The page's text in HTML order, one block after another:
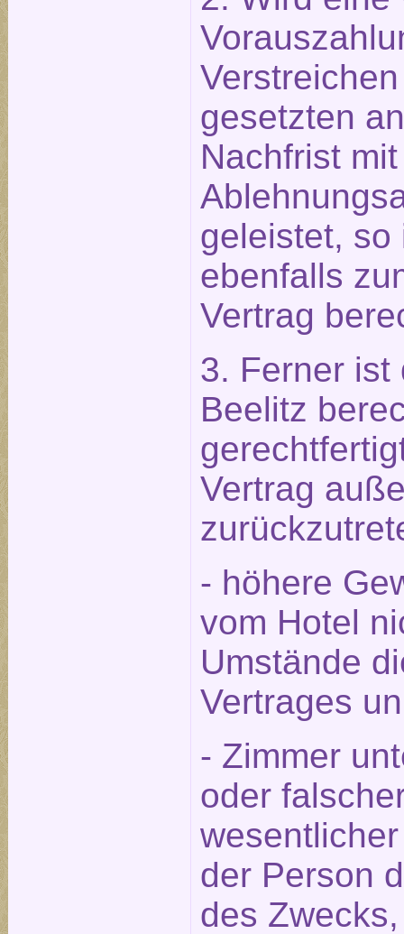
gesetzten
Nachfrist mit
geleistet, so
ebenfalls
Vertrag
3. Ferner ist
Beelitz
Vertrag
- höhere
vom Hotel
Umstände
Vertrages
- Zimmer
oder
der Person
des